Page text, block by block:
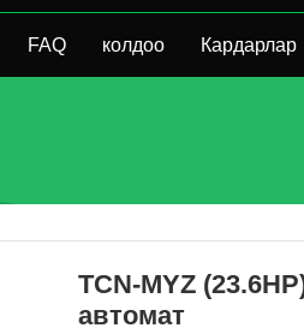
FAQ колдоо Кардарлар
TCN-MYZ
автомат